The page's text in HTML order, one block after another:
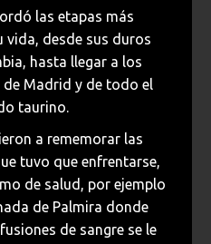
las etapas más
vida, desde sus duros
hasta llegar a los
Madrid y de todo el
taurino.
a rememorar las
tuvo que enfrentarse,
de salud, por ejemplo
de Palmira donde
de sangre se le